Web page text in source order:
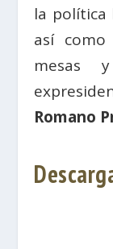
la política
así
mesas
Romano